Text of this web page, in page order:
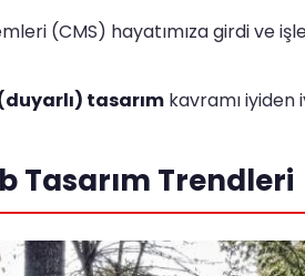
(CMS) hayatımıza girdi ve
tasarım kavramı iyiden
Tasarım Trendleri